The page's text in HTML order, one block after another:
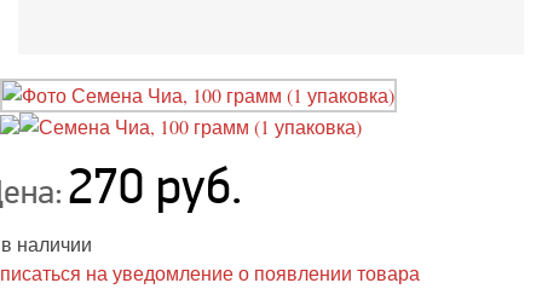
270 руб.
наличии
на уведомление о появлении товара